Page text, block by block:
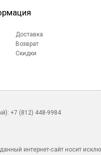
Доставка
Возврат
Скидки
+7 (812) 448-9984
интернет-сайт носит